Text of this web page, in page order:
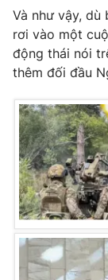
Và như vậy, dù
rơi vào một
động thái nói
thêm đối đầu